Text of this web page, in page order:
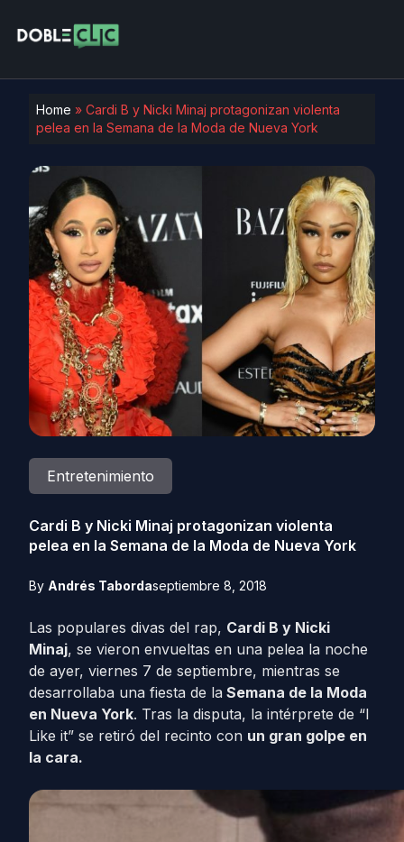
Home » Cardi B y Nicki Minaj protagonizan violenta
pelea en la Semana de la Moda de Nueva York
Entretenimiento
Cardi B y Nicki Minaj protagonizan violenta
pelea en la Semana de la Moda de Nueva York
By Andrés Tabordaseptiembre 8, 2018
Las populares divas del rap, Cardi B y Nicki
Minaj, se vieron envueltas en una pelea la noche
de ayer, viernes 7 de septiembre, mientras se
desarrollaba una fiesta de la Semana de la Moda
en Nueva York. Tras la disputa, la intérprete de “I
Like it” se retiró del recinto con un gran golpe en
la cara.